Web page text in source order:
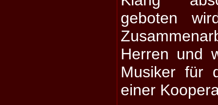
geboten
Herren und
Musiker für
einer